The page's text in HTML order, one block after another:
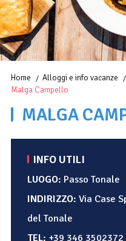
Home Alloggi e info vacanze
Malga Campello
MALGA
INFO UTILI
LUOGO: Passo Tonale
INDIRIZZO:Via Case
del Tonale
TEL: +39 346 3502372